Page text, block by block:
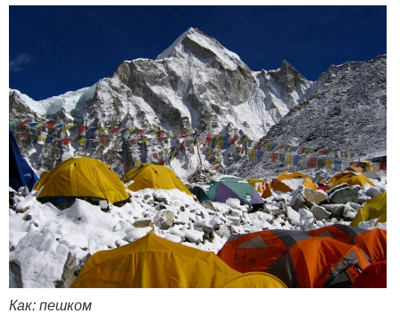
Как: пешком